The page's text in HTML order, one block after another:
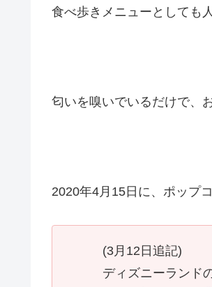
食べ歩きメニューとしても
匂いを嗅いでいるだけで、
2020年4月15日に、ポップ
(3月12日追記)
ディズニーランド